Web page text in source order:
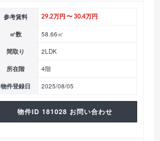
参考賃料 29.2万円 〜 30.4万円
㎡数 58.66㎡
間取り 2LDK
所在階 4階
物件登録日 2025/08/05
物件ID 181028 お問い合わせ